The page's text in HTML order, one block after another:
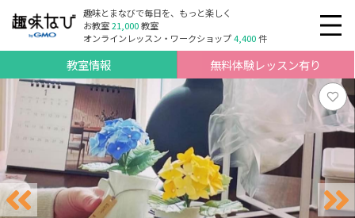
趣味とまなびで毎日を、もっと楽しく
お教室21,000教室
オンラインレッスン・ワークショップ4,400件
教室情報 無料体験レッスン有り